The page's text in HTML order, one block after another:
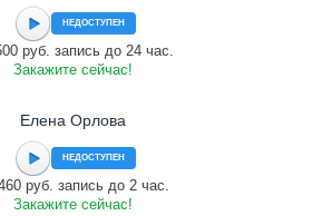
НЕДОСТУПЕН
руб. запись до 24 час.
Закажите сейчас!
Елена Орлова
НЕДОСТУПЕН
руб. запись до 2 час.
Закажите сейчас!